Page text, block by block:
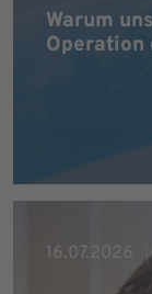
Warum
Operation
16.07.2026